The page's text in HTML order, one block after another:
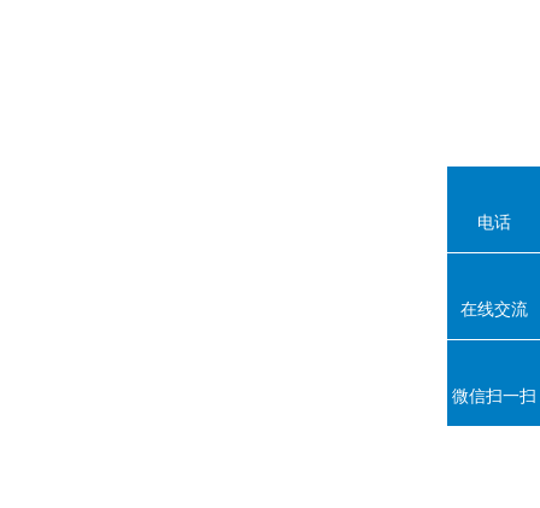
电话
在线交流
微信扫一扫